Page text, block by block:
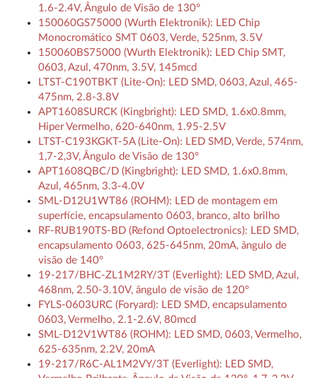
1.6-2.4V, Ângulo de Visão de 130°
150060GS75000 (Wurth Elektronik): LED Chip
Monocromático SMT 0603, Verde, 525nm, 3.5V
150060BS75000 (Wurth Elektronik): LED Chip SMT,
0603, Azul, 470nm, 3.5V, 145mcd
LTST-C190TBKT (Lite-On): LED SMD, 0603, Azul, 465-
475nm, 2.8-3.8V
APT1608SURCK (Kingbright): LED SMD, 1.6x0.8mm,
Hiper Vermelho, 620-640nm, 1.95-2.5V
LTST-C193KGKT-5A (Lite-On): LED SMD, Verde, 574nm,
1,7-2,3V, Ângulo de Visão de 130°
APT1608QBC/D (Kingbright): LED SMD, 1.6x0.8mm,
Azul, 465nm, 3.3-4.0V
SML-D12U1WT86 (ROHM): LED de montagem em
superfície, encapsulamento 0603, branco, alto brilho
RF-RUB190TS-BD (Refond Optoelectronics): LED SMD,
encapsulamento 0603, 625-645nm, 20mA, ângulo de
visão de 140°
19-217/BHC-ZL1M2RY/3T (Everlight): LED SMD, Azul,
468nm, 2.50-3.10V, ângulo de visão de 120°
FYLS-0603URC (Foryard): LED SMD, encapsulamento
0603, Vermelho, 2.1-2.6V, 80mcd
SML-D12V1WT86 (ROHM): LED SMD, 0603, Vermelho,
625-635nm, 2.2V, 20mA
19-217/R6C-AL1M2VY/3T (Everlight): LED SMD,